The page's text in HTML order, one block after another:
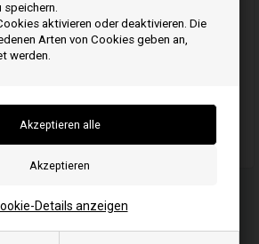
speichern.
aktivieren oder deaktivieren. Die
Arten von Cookies geben an,
werden.
Details anzeigen